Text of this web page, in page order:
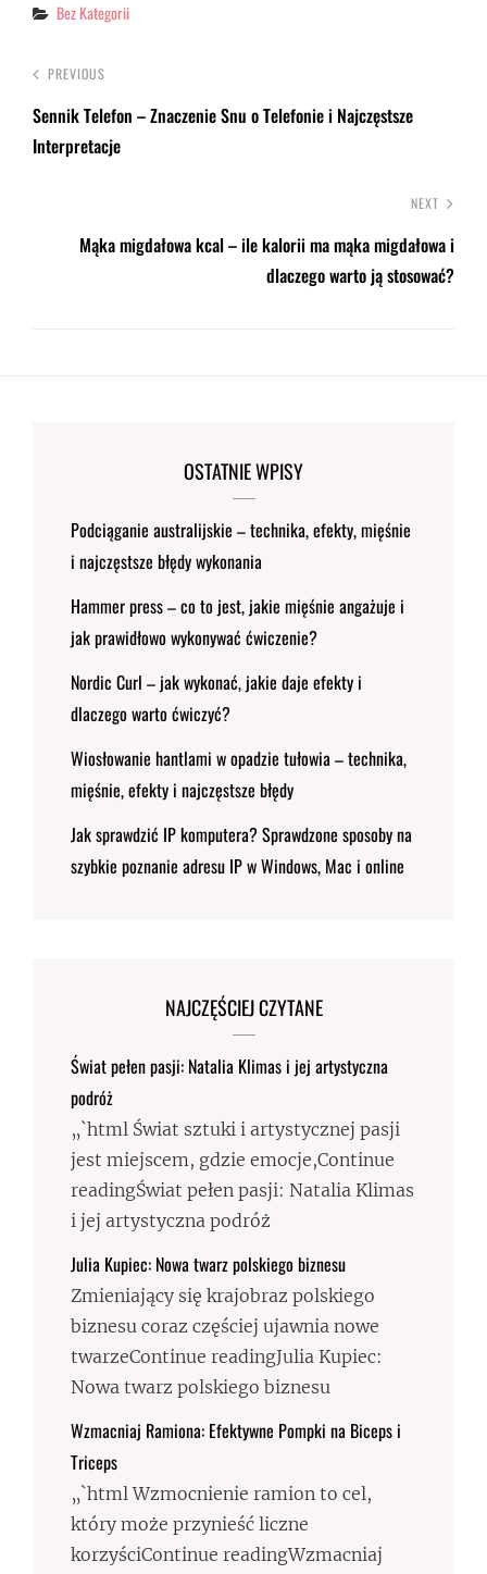
Categories
Bez Kategorii
PREVIOUS
Sennik Telefon – Znaczenie Snu o Telefonie i Najczęstsze
Interpretacje
NEXT
Mąka migdałowa kcal – ile kalorii ma mąka migdałowa i
dlaczego warto ją stosować?
OSTATNIE WPISY
Podciąganie australijskie – technika, efekty, mięśnie
i najczęstsze błędy wykonania
Hammer press – co to jest, jakie mięśnie angażuje i
jak prawidłowo wykonywać ćwiczenie?
Nordic Curl – jak wykonać, jakie daje efekty i
dlaczego warto ćwiczyć?
Wiosłowanie hantlami w opadzie tułowia – technika,
mięśnie, efekty i najczęstsze błędy
Jak sprawdzić IP komputera? Sprawdzone sposoby na
szybkie poznanie adresu IP w Windows, Mac i online
NAJCZĘŚCIEJ CZYTANE
Świat pełen pasji: Natalia Klimas i jej artystyczna
podróż
„`html Świat sztuki i artystycznej pasji
jest miejscem, gdzie emocje,Continue
readingŚwiat pełen pasji: Natalia Klimas
i jej artystyczna podróż
Julia Kupiec: Nowa twarz polskiego biznesu
Zmieniający się krajobraz polskiego
biznesu coraz częściej ujawnia nowe
twarzeContinue readingJulia Kupiec:
Nowa twarz polskiego biznesu
Wzmacniaj Ramiona: Efektywne Pompki na Biceps i
Triceps
„`html Wzmocnienie ramion to cel,
który może przynieść liczne
korzyściContinue readingWzmacniaj